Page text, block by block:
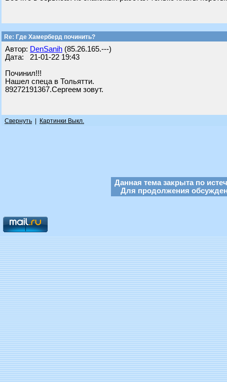
Re: Где Хамерберд починить?
Автор: DenSanih (85.26.165.---)
Дата: 21-01-22 19:43
Починил!!!
Нашел спеца в Тольятти.
89272191367.Сергеем зовут.
Свернуть Картинки Выкл.
Данная тема закрыта по
Для продолжения